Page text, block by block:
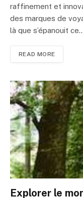
raffinement et
des marques de
là que s’épanouit
READ MORE
Explorer le